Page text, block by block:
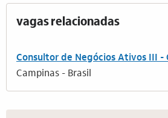
vagas relacionadas
Consultor de Negócios Ativos III -
Campinas - Brasil